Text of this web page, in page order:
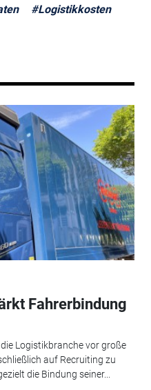
#Logistikkosten
Fahrerbindung
Logistikbranche vor große
auf Recruiting zu
die Bindung seiner...